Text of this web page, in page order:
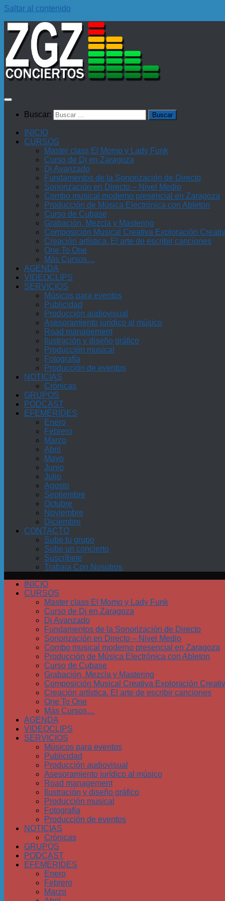
Saltar al contenido
Buscar:
INICIO
CURSOS
Master class El Momo y Lady Funk
Curso de Dj en Zaragoza
Dj Avanzado
Fundamentos de la Sonorización de Directo
Sonorización en Directo – Nivel Medio
Combo musical moderno presencial en Zaragoza
Producción de Música Electrónica con Ableton
Curso de Cubase
Grabación, Mezcla y Mastering
Composición Musical Creativa Exploración
Creación artística. El arte de escribir canciones
One To One
Más Cursos…
AGENDA
VIDEOCLIPS
SERVICIOS
Músicos para eventos
Publicidad
Producción audiovisual
Asesoramiento jurídico al músico
Road management
Ilustración y diseño gráfico
Producción musical
Fotografía
Producción de eventos
NOTICIAS
Crónicas
GRUPOS
PODCAST
EFEMÉRIDES
Enero
Febrero
Marzo
Abril
Mayo
Junio
Julio
Agosto
Septiembre
Octubre
Noviembre
Diciembre
CONTACTO
Sube tu grupo
Sube un concierto
Suscríbete
Trabaja Con Nosotros
INICIO
CURSOS
Master class El Momo y Lady Funk
Curso de Dj en Zaragoza
Dj Avanzado
Fundamentos de la Sonorización de Directo
Sonorización en Directo – Nivel Medio
Combo musical moderno presencial en Zaragoza
Producción de Música Electrónica con Ableton
Curso de Cubase
Grabación, Mezcla y Mastering
Composición Musical Creativa Exploración
Creación artística. El arte de escribir canciones
One To One
Más Cursos…
AGENDA
VIDEOCLIPS
SERVICIOS
Músicos para eventos
Publicidad
Producción audiovisual
Asesoramiento jurídico al músico
Road management
Ilustración y diseño gráfico
Producción musical
Fotografía
Producción de eventos
NOTICIAS
Crónicas
GRUPOS
PODCAST
EFEMÉRIDES
Enero
Febrero
Marzo